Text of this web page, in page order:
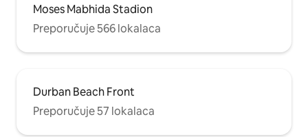
Moses Mabhida Stadion
Preporučuje 566 lokalaca
Durban Beach Front
Preporučuje 57 lokalaca